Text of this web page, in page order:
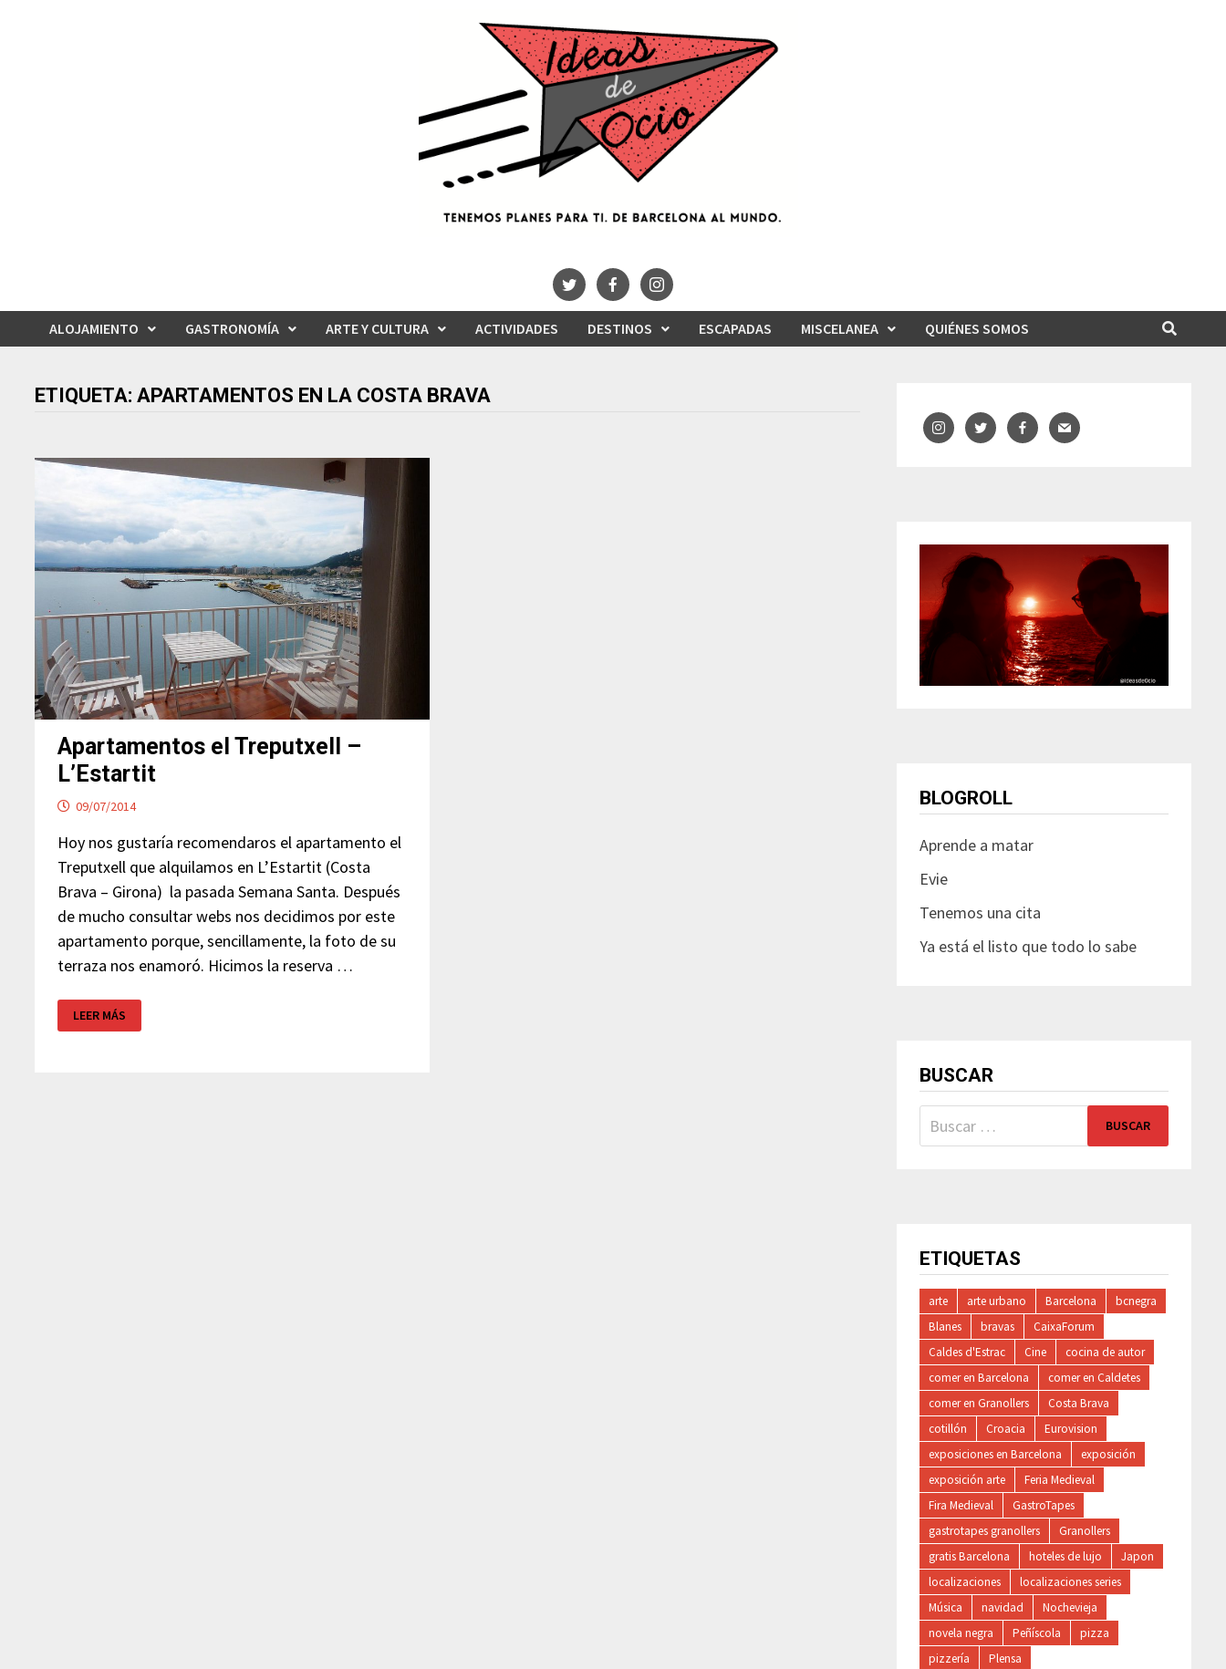
ALOJAMIENTO GASTRONOMÍA ARTE Y CULTURA ACTIVIDADES DESTINOS ESCAPADAS MISCELANEA QUIÉNES SOMOS
ETIQUETA:APARTAMENTOS EN LA COSTA BRAVA
Apartamentos el Treputxell –
L’Estartit
09/07/2014
Hoy nos gustaría recomendaros el apartamento el
Treputxell que alquilamos en L’Estartit (Costa
Brava – Girona) la pasada Semana Santa. Después
de mucho consultar webs nos decidimos por este
apartamento porque, sencillamente, la foto de su
terraza nos enamoró. Hicimos la reserva …
APARTAMENTOS
EL
TREPUTXELL
LEER MÁS
BLOGROLL
Aprende a matar
Evie
Tenemos una cita
Ya está el listo que todo lo sabe
BUSCAR
Buscar:
ETIQUETAS
arte arte urbano Barcelona
bcnegra
Blanes
bravas
CaixaForum
Caldes d'Estrac
Cine
cocina de autor
comer en Barcelona
comer en Caldetes
comer en Granollers
Costa Brava
cotillón
Croacia
Eurovision
exposiciones en Barcelona
exposición
exposición arte
Feria Medieval
Fira Medieval
GastroTapes
gastrotapes granollers
Granollers
gratis Barcelona
hoteles de lujo
Japon
localizaciones
localizaciones series
Música
navidad
Nochevieja
novela negra
Peñíscola
pizza
pizzería
Plensa